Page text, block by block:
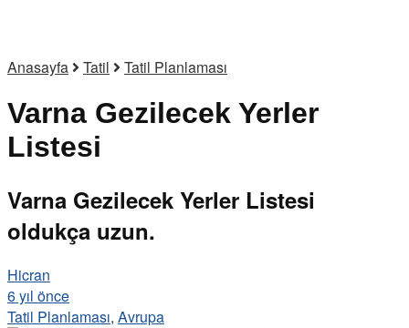
Anasayfa Tatil Tatil Planlaması
Varna Gezilecek Yerler
Listesi
Varna Gezilecek Yerler Listesi
oldukça uzun.
Hicran
6 yıl önce
Tatil Planlaması, Avrupa